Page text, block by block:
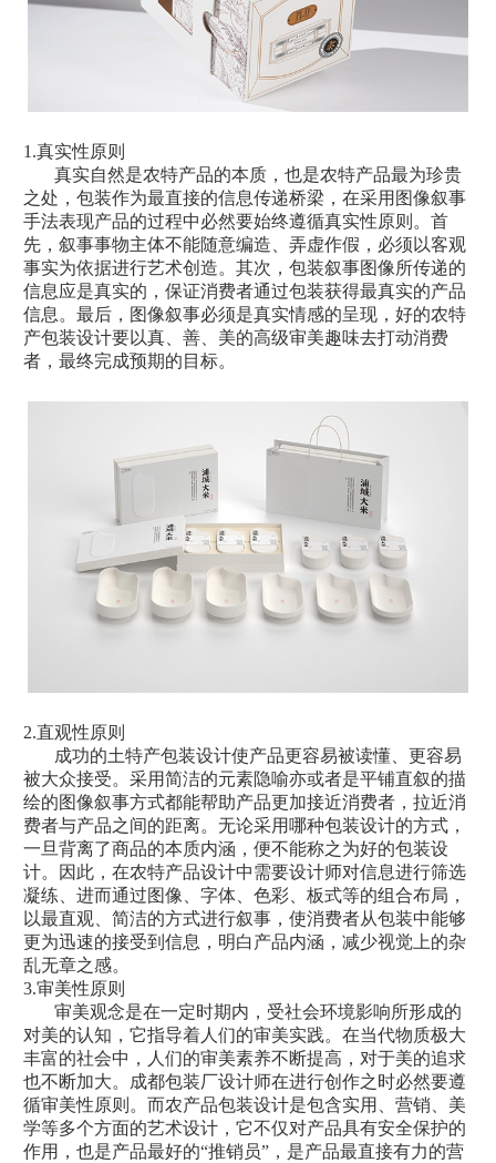
1.真实性原则
真实自然是农特产品的本质，也是农特产品最为珍贵
之处，包装作为最直接的信息传递桥梁，在采用图像叙事
手法表现产品的过程中必然要始终遵循真实性原则。首
先，叙事事物主体不能随意编造、弄虚作假，必须以客观
事实为依据进行艺术创造。其次，包装叙事图像所传递的
信息应是真实的，保证消费者通过包装获得最真实的产品
信息。最后，图像叙事必须是真实情感的呈现，好的农特
产包装设计要以真、善、美的高级审美趣味去打动消费
者，最终完成预期的目标。
2.直观性原则
成功的土特产包装设计使产品更容易被读懂、更容易
被大众接受。采用简洁的元素隐喻亦或者是平铺直叙的描
绘的图像叙事方式都能帮助产品更加接近消费者，拉近消
费者与产品之间的距离。无论采用哪种包装设计的方式，
一旦背离了商品的本质内涵，便不能称之为好的包装设
计。因此，在农特产品设计中需要设计师对信息进行筛选
凝练、进而通过图像、字体、色彩、板式等的组合布局，
以最直观、简洁的方式进行叙事，使消费者从包装中能够
更为迅速的接受到信息，明白产品内涵，减少视觉上的杂
乱无章之感。
3.审美性原则
审美观念是在一定时期内，受社会环境影响所形成的
对美的认知，它指导着人们的审美实践。在当代物质极大
丰富的社会中，人们的审美素养不断提高，对于美的追求
也不断加大。
成都包装厂设计师在进行创作之时必然要遵
循审美性原则。而农产品包装设计是包含实用、营销、美
学等多个方面的艺术设计，它不仅对产品具有安全保护的
作用，也是产品最好的“推销员”，是产品最直接有力的营